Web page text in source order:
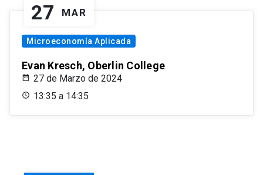
27 MAR
Microeconomía Aplicada
Evan Kresch, Oberlin College
27 de Marzo de 2024
13:35 a 14:35